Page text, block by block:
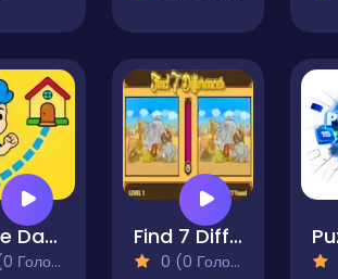
Home Dash Puzzle Draw to Save the Family Find 7 Differences Game
0 (0 Голосів)